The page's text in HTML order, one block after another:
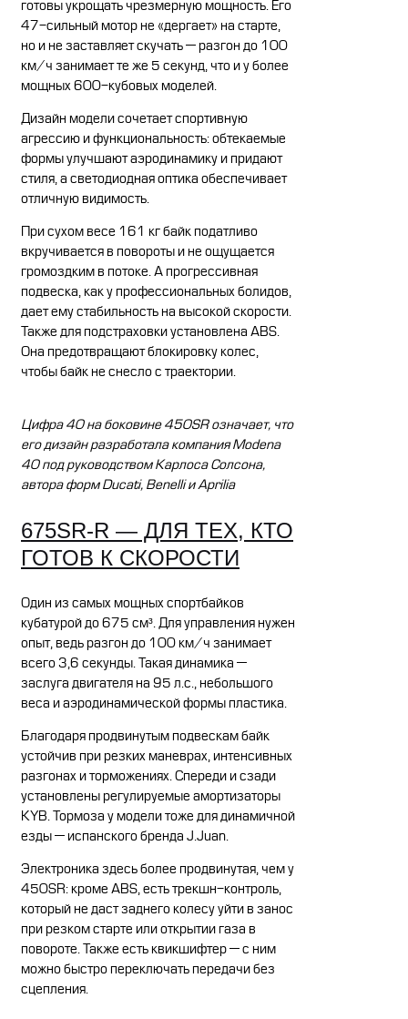
готовы укрощать чрезмерную мощность. Его
47-сильный мотор не «дергает» на старте,
но и не заставляет скучать — разгон до 100
км/ч занимает те же 5 секунд, что и у более
мощных 600-кубовых моделей.
Дизайн модели сочетает спортивную
агрессию и функциональность: обтекаемые
формы улучшают аэродинамику и придают
стиля, а светодиодная оптика обеспечивает
отличную видимость.
При сухом весе 161 кг байк податливо
вкручивается в повороты и не ощущается
громоздким в потоке. А прогрессивная
подвеска, как у профессиональных болидов,
дает ему стабильность на высокой скорости.
Также для подстраховки установлена ABS.
Она предотвращают блокировку колес,
чтобы байк не снесло с траектории.
Цифра 40 на боковине 450SR означает, что
его дизайн разработала компания Modena
40 под руководством Карлоса Солсона,
автора форм Ducati, Benelli и Aprilia
675SR-R — ДЛЯ ТЕХ, КТО
ГОТОВ К СКОРОСТИ
Один из самых мощных спортбайков
кубатурой до 675 см³. Для управления нужен
опыт, ведь разгон до 100 км/ч занимает
всего 3,6 секунды. Такая динамика —
заслуга двигателя на 95 л.с., небольшого
веса и аэродинамической формы пластика.
Благодаря продвинутым подвескам байк
устойчив при резких маневрах, интенсивных
разгонах и торможениях. Спереди и сзади
установлены регулируемые амортизаторы
KYB. Тормоза у модели тоже для динамичной
езды — испанского бренда J.Juan.
Электроника здесь более продвинутая, чем у
450SR: кроме ABS, есть трекшн-контроль,
который не даст заднего колесу уйти в занос
при резком старте или открытии газа в
повороте. Также есть квикшифтер — с ним
можно быстро переключать передачи без
сцепления.